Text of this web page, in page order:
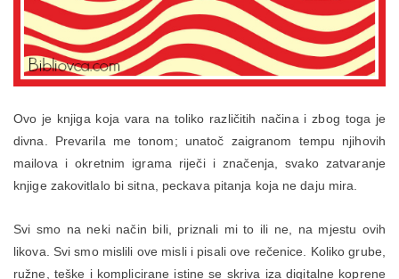
Ovo je knjiga koja vara na toliko različitih načina i zbog toga je
divna. Prevarila me tonom; unatoč zaigranom tempu njihovih
mailova i okretnim igrama riječi i značenja, svako zatvaranje
knjige zakovitlalo bi sitna, peckava pitanja koja ne daju mira.
Svi smo na neki način bili, priznali mi to ili ne, na mjestu ovih
likova. Svi smo mislili ove misli i pisali ove rečenice. Koliko grube,
ružne, teške i komplicirane istine se skriva iza digitalne koprene